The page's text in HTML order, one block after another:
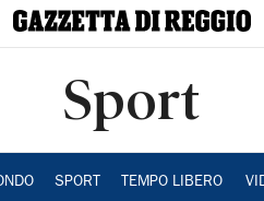
Sport
SPORT TEMPO LIBERO